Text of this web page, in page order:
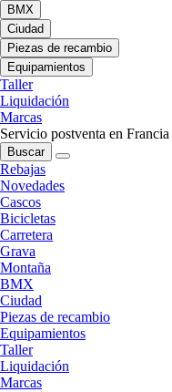
BMX
Ciudad
Piezas de recambio
Equipamientos
Taller
Liquidación
Marcas
Servicio postventa en Francia
Buscar
Rebajas
Novedades
Cascos
Bicicletas
Carretera
Grava
Montaña
BMX
Ciudad
Piezas de recambio
Equipamientos
Taller
Liquidación
Marcas